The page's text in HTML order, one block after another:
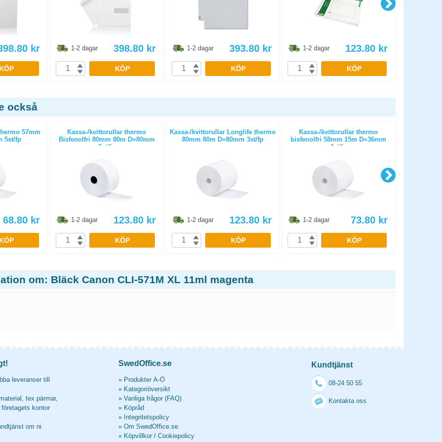
kr
KÖP
1-2 dagar 398.80 kr
KÖP
1-2 dagar 393.80 kr
KÖP
1-2 dagar 123.80 kr
KÖP
också
57mm
5st/fp
68.80 kr
KÖP
Kassa-/kvittorullar thermo
Bisfenolfri 80mm 80m D=80mm
3st/fp
1-2 dagar 123.80 kr
KÖP
Kassa-/kvittorullar Longlife thermo
80mm 80m D=80mm 3st/fp
1-2 dagar 123.80 kr
KÖP
Kassa-/kvittorullar thermo
bisfenolfri 58mm 15m D=36mm
4st/fp
1-2 dagar 73.80 kr
KÖP
om: Bläck Canon CLI-571M XL 11ml magenta
leveranser till
tex pärmar,
kontor
om ni
SwedOffice.se
» Produkter A-Ö
» Kategoriöversikt
» Vanliga frågor (FAQ)
» Köpråd
» Integritetspolicy
» Om SwedOffice.se
» Köpvillkor / Cookiepolicy
Kundtjänst
08-24 50 55
Kontakta oss